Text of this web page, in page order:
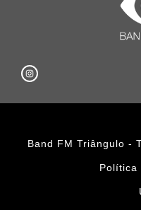
Band FM Triângulo -
Política